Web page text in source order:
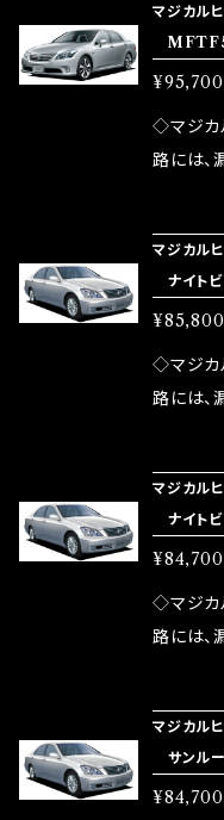
など、こ
モータ
品化を果
ズが、マ
ヒュー
果・接触
発揮しま
ドリング
など、こ
モータ
品化を果
路として
しかし、
ます。 1.溶接回路であるため、配線と比較し抵抗
が大きい
中に漏電
ズが、マ
ヒュー
果・接触
発揮しま
ドリング
など、こ
モータ
品化を果
マジカル
¥95,700
◇マジカ
路には、
路として
しかし、
ます。 1.溶接回路であるため、配線と比較し抵抗
が大きい
中に漏電
ズが、マ
ヒュー
果・接触
発揮しま
ドリング
など、こ
モータ
品化を果
マジカル
ナイト
¥85,800
◇マジカ
路には、
路として
しかし、
ます。 1.溶接回路であるため、配線と比較し抵抗
が大きい
中に漏電
ズが、マ
ヒュー
果・接触
マジカル
ナイト
¥84,700
◇マジカ
路には、
路として
しかし、
ます。 1.溶接回路であるため、配線と比較し抵抗
マジカル
サンル
¥84,700